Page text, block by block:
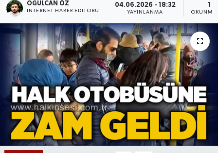
OĞULCAN ÖZ
İNTERNET HABER EDITÖRÜ
04.06.2026 - 18:32
YAYINLANMA
1
OKUNMA
ÇEVRE
BİLİM VE TEKNOLOJİ
DUNYA
Düzce
Eğitim